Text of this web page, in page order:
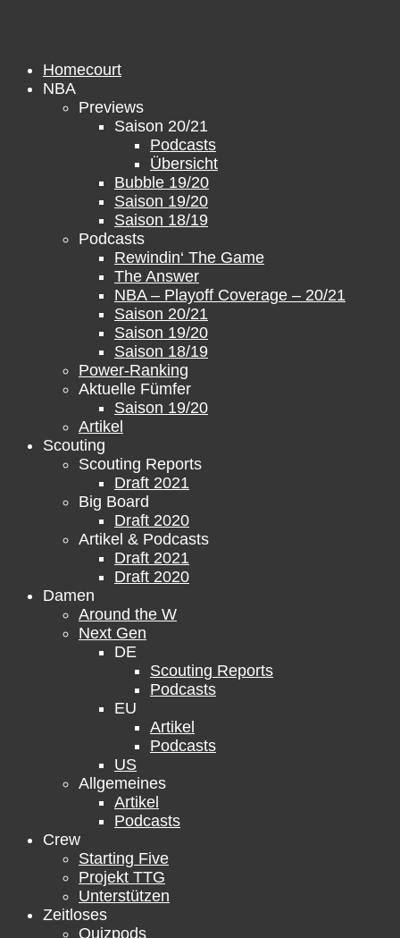
Homecourt
NBA
Previews
Saison 20/21
Podcasts
Übersicht
Bubble 19/20
Saison 19/20
Saison 18/19
Podcasts
Rewindin‘ The Game
The Answer
NBA – Playoff Coverage – 20/21
Saison 20/21
Saison 19/20
Saison 18/19
Power-Ranking
Aktuelle Fümfer
Saison 19/20
Artikel
Scouting
Scouting Reports
Draft 2021
Big Board
Draft 2020
Artikel & Podcasts
Draft 2021
Draft 2020
Damen
Around the W
Next Gen
DE
Scouting Reports
Podcasts
EU
Artikel
Podcasts
US
Allgemeines
Artikel
Podcasts
Crew
Starting Five
Projekt TTG
Unterstützen
Zeitloses
Quizpods